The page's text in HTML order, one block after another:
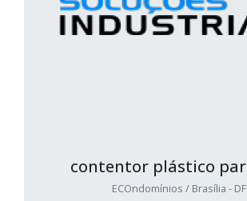
contentor plástico
ECOndomínios / Brasília - DF